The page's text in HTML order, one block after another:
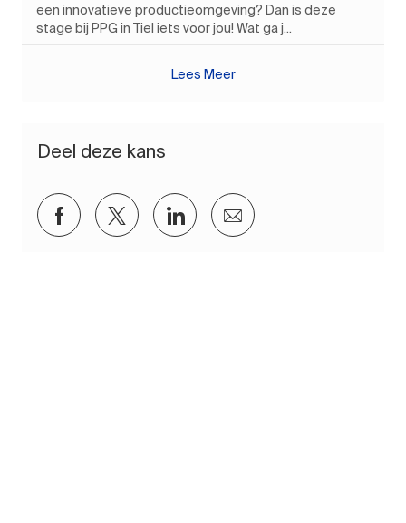
een innovatieve productieomgeving? Dan is deze
stage bij PPG in Tiel iets voor jou! Wat ga j...
Lees Meer
Deel deze kans
Delen via Facebook
Delen via twitter
Delen via LinkedIn
Delen via e-mail